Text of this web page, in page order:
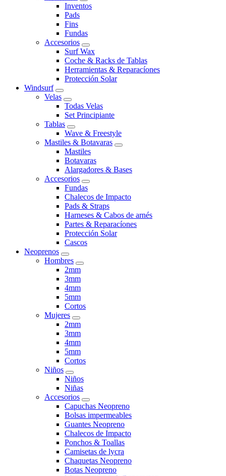
Inventos
Pads
Fins
Fundas
Accesorios
Surf Wax
Coche & Racks de Tablas
Herramientas & Reparacíones
Protección Solar
Windsurf
Velas
Todas Velas
Set Principiante
Tablas
Wave & Freestyle
Mastiles & Botavaras
Mastiles
Botavaras
Alargadores & Bases
Accesorios
Fundas
Chalecos de Impacto
Pads & Straps
Harneses & Cabos de arnés
Partes & Reparacíones
Protección Solar
Cascos
Neoprenos
Hombres
2mm
3mm
4mm
5mm
Cortos
Mujeres
2mm
3mm
4mm
5mm
Cortos
Niños
Niños
Niñas
Accesorios
Capuchas Neopreno
Bolsas impermeables
Guantes Neopreno
Chalecos de Impacto
Ponchos & Toallas
Camisetas de lycra
Chaquetas Neopreno
Botas Neopreno